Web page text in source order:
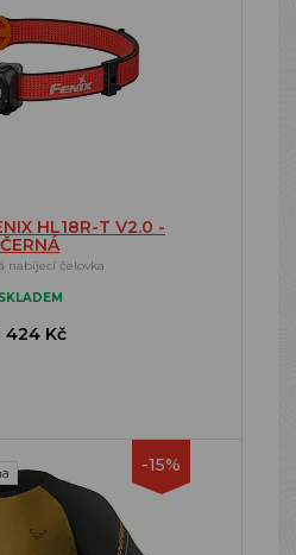
HL18R-T V2.0 -
ČERNÁ
nabíjecí čelovka
SKLADEM
424 Kč
-15%